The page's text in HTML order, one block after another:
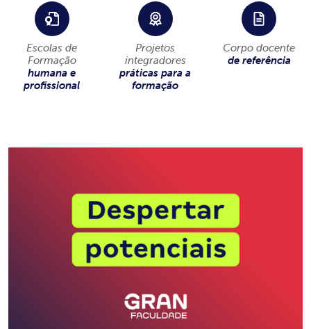
Escolas de
Formação
humana e
profissional
Projetos
integradores
práticas para a
formação
Corpo docente
de referência